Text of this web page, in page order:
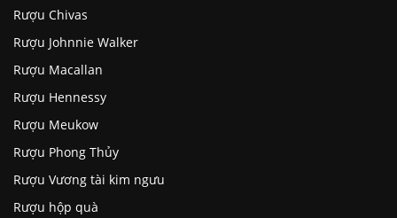
Rượu Chivas
Rượu Johnnie Walker
Rượu Macallan
Rượu Hennessy
Rượu Meukow
Rượu Phong Thủy
Rượu Vương tài kim ngưu
Rượu hộp quà